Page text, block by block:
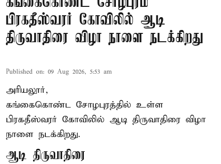
பிரகதீஸ்வரர் கோவிலில் ஆடி
திருவாதிரை விழா நாளை நடக்கிறது
Published on: 09 Aug 2026, 5:53 am
அரியலூர்,
கங்கைகொண்ட சோழபுரத்தில் உள்ள
பிரகதீஸ்வரர் கோவிலில் ஆடி திருவாதிரை விழா
நாளை நடக்கிறது.
ஆடி திருவாதிரை